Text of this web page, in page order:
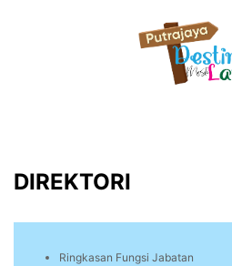
DIREKTORI
Ringkasan Fungsi Jabatan